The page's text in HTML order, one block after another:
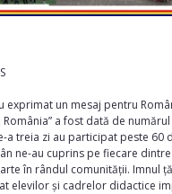
exprimat un mesaj pentru
a fost dată de
a treia zi au participat peste 60
ne-au cuprins pe fiecare
în rândul comunității. Imnul
elevilor și cadrelor didactice